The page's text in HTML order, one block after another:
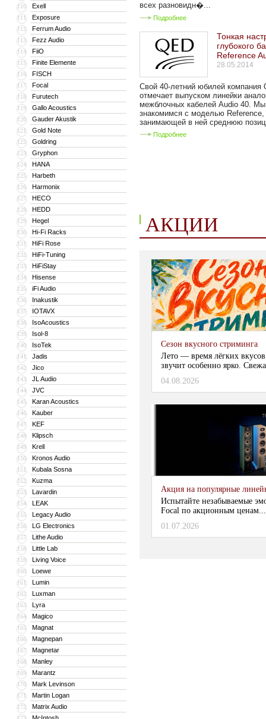
110 Exell
111 Exposure
112 Ferrum Audio
113 Fezz Audio
114 FiiO
115 Finite Elemente
116 FISCH
117 Focal
118 Furutech
119 Gallo Acoustics
120 Gauder Akustik
121 Gold Note
122 Goldring
123 Gryphon
124 HANA
125 Harbeth
126 Harmonix
127 HECO
128 HEDD
129 Hegel
130 Hi-Fi Racks
131 HiFi Rose
132 HiFi-Tuning
133 HiFiStay
134 Hisense
135 iFi Audio
136 Inakustik
137 IOTAVX
138 IsoAcoustics
139 Isol-8
140 IsoTek
141 Jadis
142 Jico
143 JL Audio
144 JVC
145 Karan Acoustics
146 Kauber
147 KEF
148 Klipsch
149 Krell
150 Kronos Audio
151 Kubala Sosna
152 Kuzma
153 Lavardin
154 LEAK
155 Legacy Audio
156 LG Electronics
157 Lithe Audio
158 Little Lab
159 Living Voice
160 Loewe
161 Lumin
162 Luxman
163 Lyra
164 Magico
165 Magnat
166 Magnepan
167 Magnetar
168 Manley
169 Marantz
170 Mark Levinson
171 Martin Logan
172 Matrix Audio
всех разновидн�...
Подробнее
Тонкая
глубокого
Reference
28.05.2014
Свой 40-летний юбилей компания
отмечает выпуском линейки
межблочных кабелей Audio 40. Мы
знакомимся с моделью Reference,
занимающей в ней среднюю
Подробнее
АКЦИИ
Сезон вкусного стриминга
Лето — время лёгких
звучит особенно ярко.
04.08.2026
Акция на популярные
Испытайте незабываемые
Focal по акционным
01.07.2026